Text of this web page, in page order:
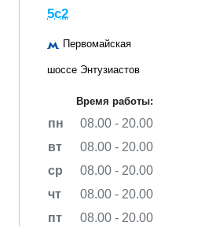
5с2
Первомайская
шоссе Энтузиастов
Время работы:
пн
08.00 - 20.00
вт
08.00 - 20.00
ср
08.00 - 20.00
чт
08.00 - 20.00
пт
08.00 - 20.00